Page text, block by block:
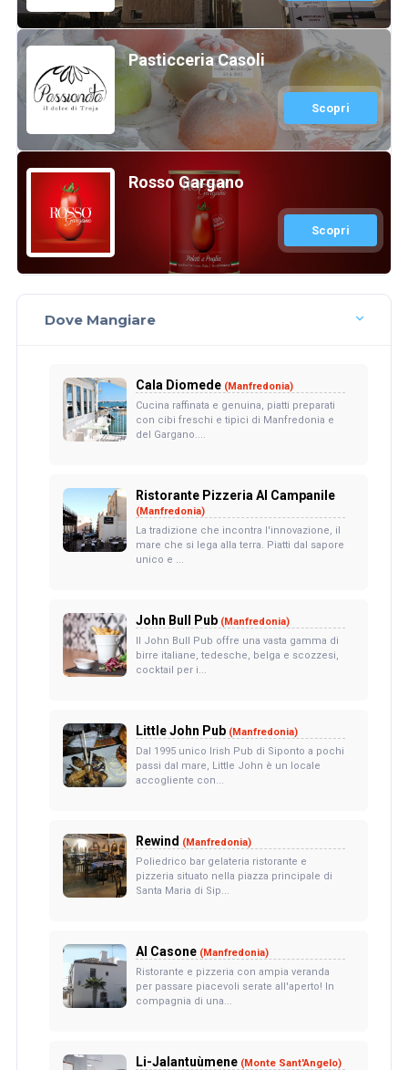
Pasticceria Casoli
Scopri
Rosso Gargano
Scopri
Dove Mangiare
Cala Diomede (Manfredonia)
Cucina raffinata e genuina, piatti preparati
con cibi freschi e tipici di Manfredonia e
del Gargano....
Ristorante Pizzeria Al Campanile
(Manfredonia)
La tradizione che incontra l'innovazione, il
mare che si lega alla terra. Piatti dal sapore
unico e ...
John Bull Pub (Manfredonia)
Il John Bull Pub offre una vasta gamma di
birre italiane, tedesche, belga e scozzesi,
cocktail per i...
Little John Pub (Manfredonia)
Dal 1995 unico Irish Pub di Siponto a pochi
passi dal mare, Little John è un locale
accogliente con...
Rewind (Manfredonia)
Poliedrico bar gelateria ristorante e
pizzeria situato nella piazza principale di
Santa Maria di Sip...
Al Casone (Manfredonia)
Ristorante e pizzeria con ampia veranda
per passare piacevoli serate all'aperto! In
compagnia di una...
Li-Jalantuùmene (Monte Sant'Angelo)